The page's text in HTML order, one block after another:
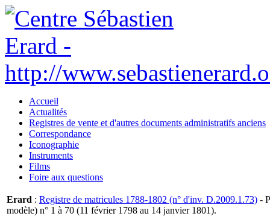
Accueil
Actualités
Registres de vente et d'autres documents administratifs anciens
Correspondance
Iconographie
Instruments
Films
Foire aux questions
Erard : Registre de matricules 1788-1802 (n° d'inv. D.2009.1.73) -
modèle) n° 1 à 70 (11 février 1798 au 14 janvier 1801).